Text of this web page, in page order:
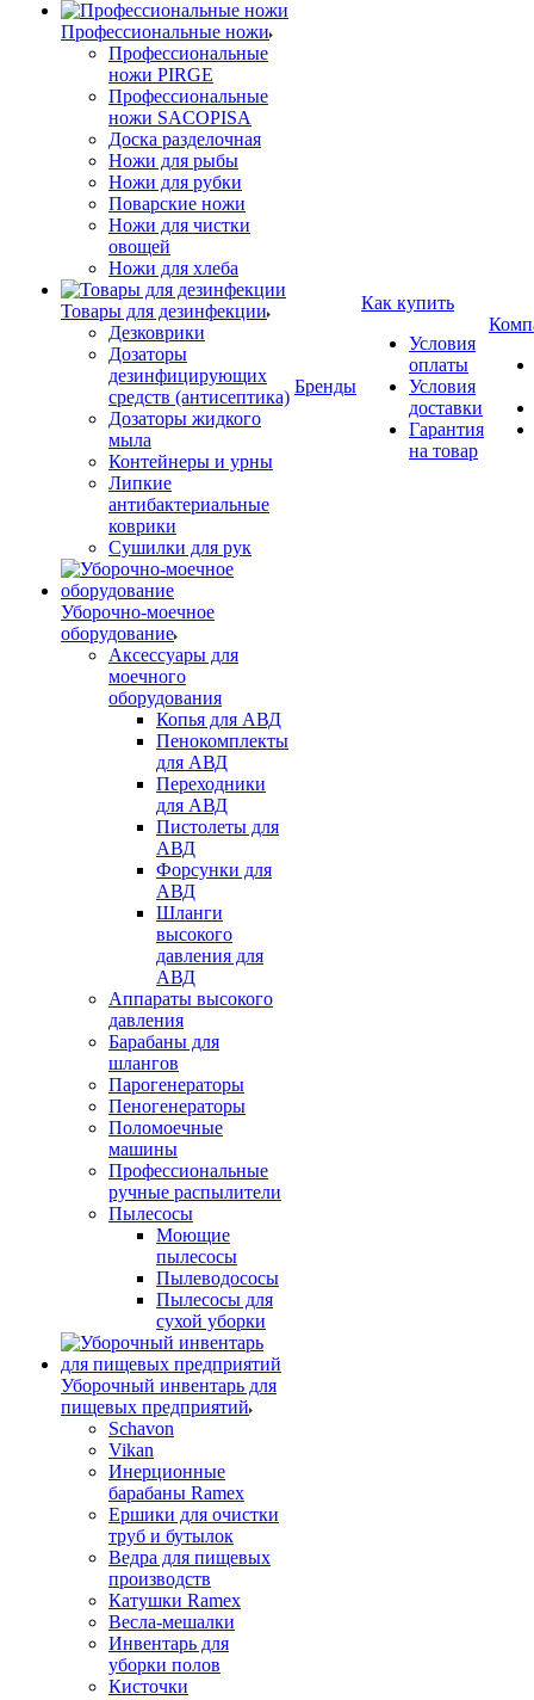
Профессиональные ножи
Профессиональные
ножи PIRGE
Профессиональные
ножи SACOPISA
Доска разделочная
Ножи для рыбы
Ножи для рубки
Поварские ножи
Ножи для чистки
овощей
Ножи для хлеба
Товары для дезинфекции
Дезковрики
Дозаторы
дезинфицирующих
средств (антисептика)
Дозаторы жидкого
мыла
Контейнеры и урны
Липкие
антибактериальные
коврики
Сушилки для рук
Уборочно-моечное
оборудование
Аксессуары для
моечного
оборудования
Копья для АВД
Пенокомплекты
для АВД
Переходники
для АВД
Пистолеты для
АВД
Форсунки для
АВД
Шланги
высокого
давления для
АВД
Аппараты высокого
давления
Барабаны для
шлангов
Парогенераторы
Пеногенераторы
Поломоечные
машины
Профессиональные
ручные распылители
Пылесосы
Моющие
пылесосы
Пылеводососы
Пылесосы для
сухой уборки
Уборочный инвентарь для
пищевых предприятий
Schavon
Vikan
Инерционные
барабаны Ramex
Ершики для очистки
труб и бутылок
Ведра для пищевых
производств
Катушки Ramex
Весла-мешалки
Инвентарь для
уборки полов
Кисточки
Бренды
Как купить
Условия
оплаты
Условия
доставки
Гарантия
на товар